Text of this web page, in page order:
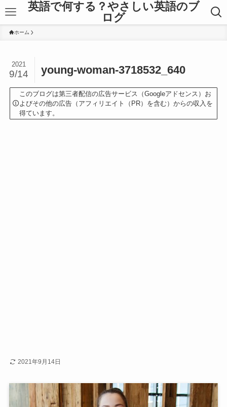
英語で何する？やさしい英語のブ
ログ
ホーム
young-woman-3718532_640
2021
9/14
このブログは第三者配信の広告サービス（Googleアドセンス）お
よびその他の広告（アフィリエイト（PR）を含む）からの収入を
得ています。
2021年9月14日